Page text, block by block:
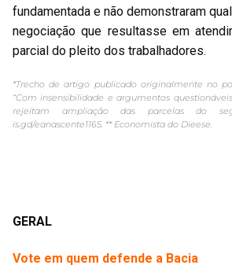
fundamentada e não demonstraram
negociação que resultasse em
parcial do pleito dos trabalhadores.
*Trecho de artigo publicado originalmente no
“Com insensibilidade e argumentos
rejeitam ampliação das parcelas do
is.gd/eanascente1165. ** Economista do Dieese.
GERAL
Vote em quem defende a Bacia